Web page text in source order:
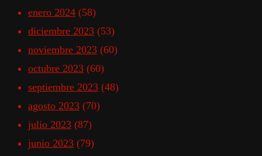
enero 2024 (58)
diciembre 2023 (53)
noviembre 2023 (60)
octubre 2023 (60)
septiembre 2023 (48)
agosto 2023 (70)
julio 2023 (87)
junio 2023 (79)